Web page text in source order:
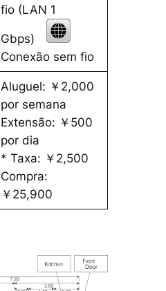
fio (LAN 1
Gbps)
Conexão sem fio
Aluguel: ￥2,000
por semana
Extensão: ￥500
por dia
* Taxa: ￥2,500
Compra:
￥25,900